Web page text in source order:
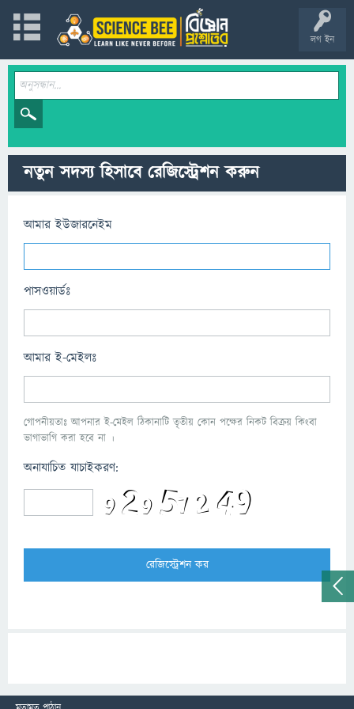
লগ ইন
নতুন সদস্য হিসাবে রেজিস্ট্রেশন করুন
আমার ইউজারনেইম
পাসওয়ার্ডঃ
আমার ই-মেইলঃ
গোপনীয়তাঃ আপনার ই-মেইল ঠিকানাটি তৃতীয় কোন পক্ষের নিকট বিক্রয় কিংবা
ভাগাভাগি করা হবে না ।
অনাযাচিত যাচাইকরণ: